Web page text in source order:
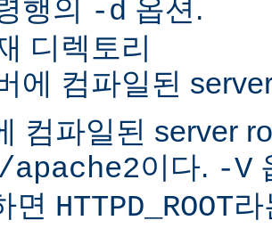
행의 -d 옵션.
디렉토리
에 컴파일된
컴파일된 server
이다. -V
면 HTTPD_ROOT